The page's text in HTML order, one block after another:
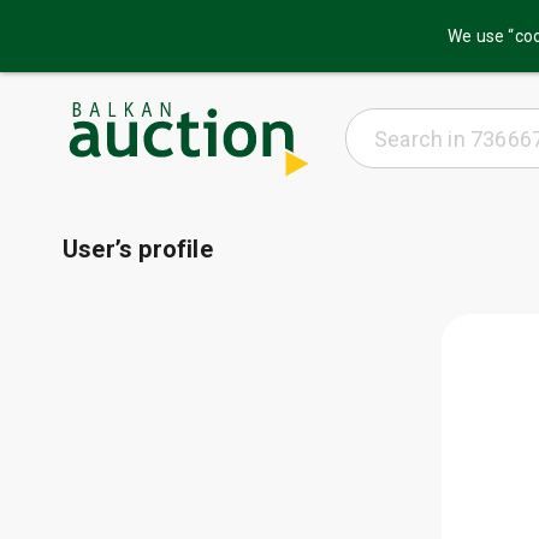
We use
User’s profile